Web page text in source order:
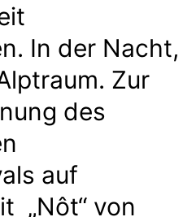
In der Nacht,
Zur
des
auf
„Nôt“ von